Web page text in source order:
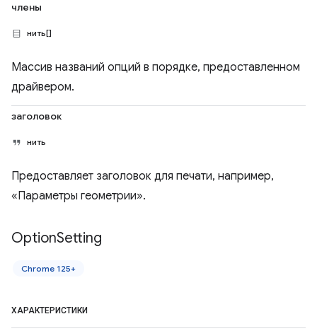
члены
нить[]
Массив названий опций в порядке, предоставленном
драйвером.
заголовок
нить
Предоставляет заголовок для печати, например,
«Параметры геометрии».
OptionSetting
Chrome 125+
ХАРАКТЕРИСТИКИ